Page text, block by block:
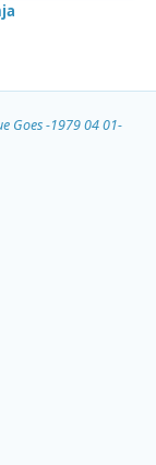
Goes -1979 04 01-